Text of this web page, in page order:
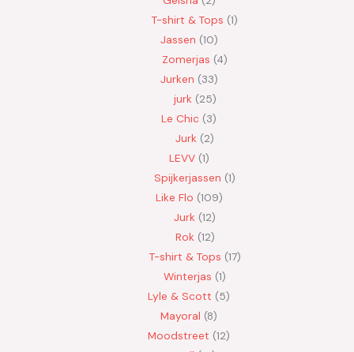
T-shirt & Tops 1
Jassen 10
Zomerjas 4
Jurken 33
jurk 25
Le Chic 3
Jurk 2
LEVV 1
Spijkerjassen 1
Like Flo 109
Jurk 12
Rok 12
T-shirt & Tops 17
Winterjas 1
Lyle & Scott 5
Mayoral 8
Moodstreet 12